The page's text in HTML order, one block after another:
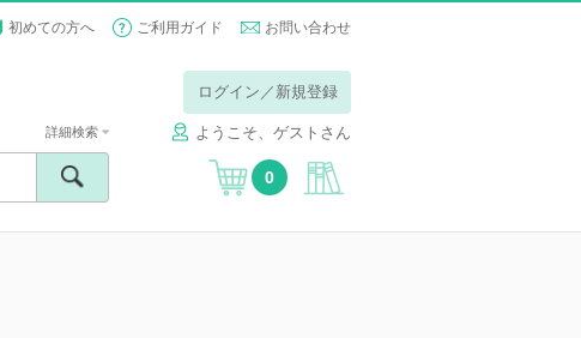
初めての方へ ご利用ガイド お問い合わせ
ログイン／新規登録
ようこそ、ゲストさん
詳細検索
0